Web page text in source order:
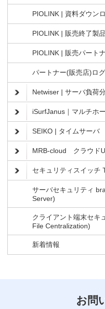
PIOLINK | 資料ダウン
PIOLINK | 販売終了製品
PIOLINK | 販売パート
パートナー(販売店)ロ
Netwiser | サーバ負荷
iSurfJanus｜マルチホ
SEIKO | タイムサーバ
MRB-cloud クラウド
セキュリティスイッチ
サーバセキュリティ
Server)
クライアント端末セキ
File Centralization)
新着情報
お問